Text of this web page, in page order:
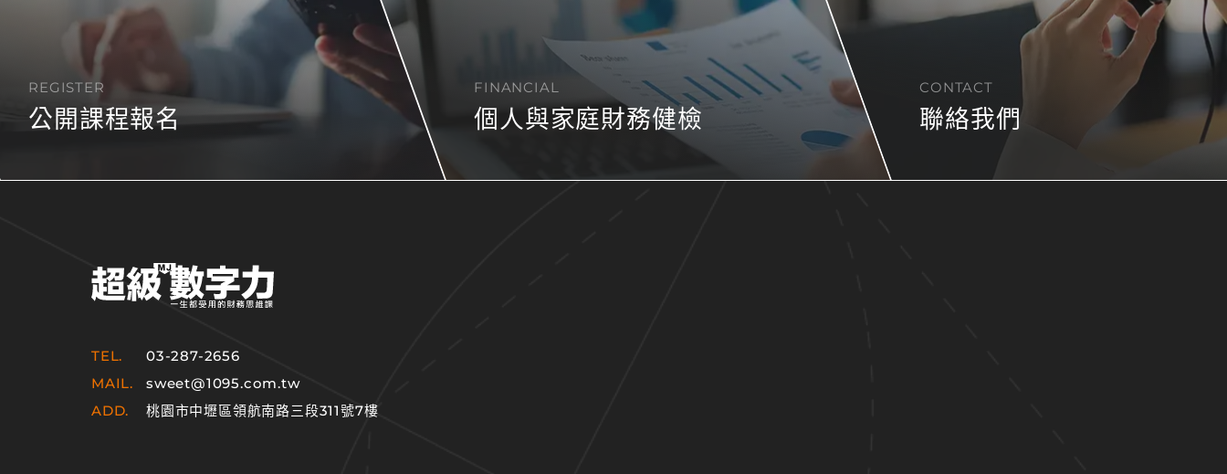
REGISTER
公開課程報名
FINANCIAL
個人與家庭財務健檢
CONTACT
聯絡我們
TEL.
03-287-2656
MAIL.
sweet@1095.com.tw
ADD.
桃園市中壢區領航南路三段311號7樓